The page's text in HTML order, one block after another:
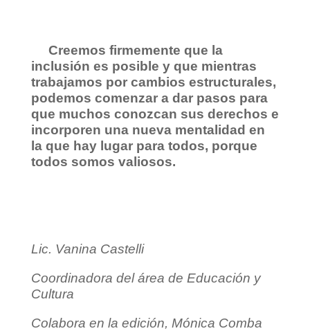
Creemos firmemente que la
inclusión es posible y que mientras
trabajamos por cambios estructurales,
podemos comenzar a dar pasos para
que muchos conozcan sus derechos e
incorporen una nueva mentalidad en
la que hay lugar para todos, porque
todos somos valiosos.
Lic. Vanina Castelli
Coordinadora del área de Educación y
Cultura
Colabora en la edición, Mónica Comba